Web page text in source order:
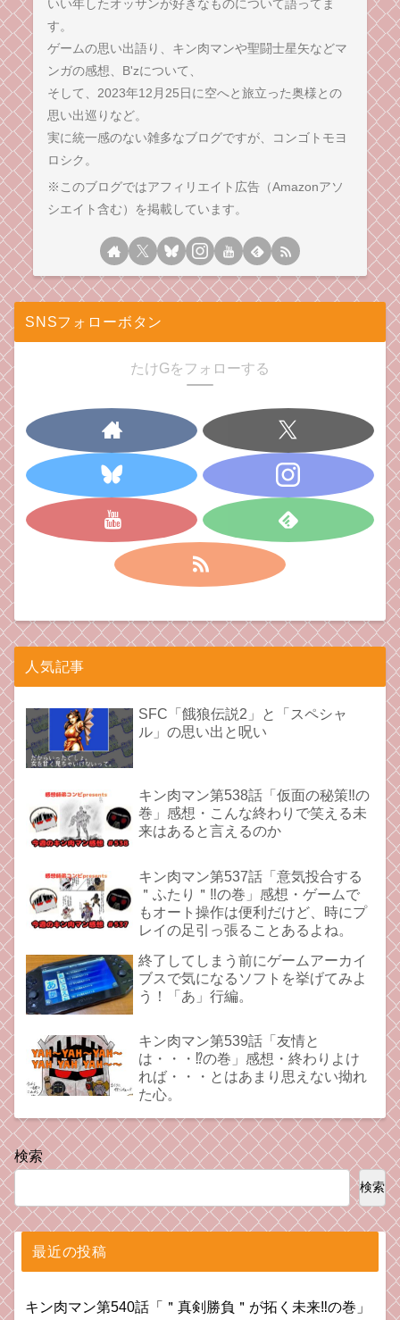
いい年したオッサンが好きなものについて語ってま
す。
ゲームの思い出語り、キン肉マンや聖闘士星矢などマ
ンガの感想、B'zについて、
そして、2023年12月25日に空へと旅立った奥様との
思い出巡りなど。
実に統一感のない雑多なブログですが、コンゴトモヨ
ロシク。
※このブログではアフィリエイト広告（Amazonアソ
シエイト含む）を掲載しています。
SNSフォローボタン
たけGをフォローする
人気記事
SFC「餓狼伝説2」と「スペシャ
ル」の思い出と呪い
キン肉マン第538話「仮面の秘策‼︎の
巻」感想・こんな終わりで笑える未
来はあると言えるのか
キン肉マン第537話「意気投合する
＂ふたり＂‼︎の巻」感想・ゲームで
もオート操作は便利だけど、時にプ
レイの足引っ張ることあるよね。
終了してしまう前にゲームアーカイ
ブスで気になるソフトを挙げてみよ
う！「あ」行編。
キン肉マン第539話「友情と
は・・・⁉︎の巻」感想・終わりよけ
れば・・・とはあまり思えない拗れ
た心。
検索
検索
最近の投稿
キン肉マン第540話「＂真剣勝負＂が拓く未来‼の巻」